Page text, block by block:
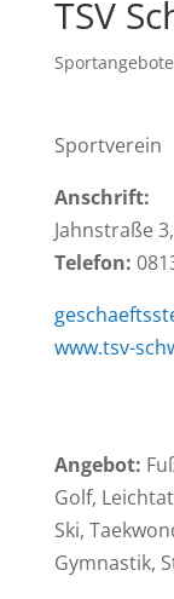
TSV
Sportverein
Anschrift:
Jahnstraße
Telefon:
www.tsv-
Angebot:
Golf,
Ski,
Gymnastik,